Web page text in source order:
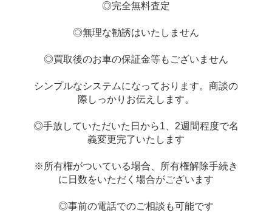
◎完全無料査定
◎無理な勧誘はいたしません
◎買取後のお車の保証金等もございません
シンプルなシステムになっております。商談の
際しっかりお伝えします。
◎手放していただいた日から1、2週間程度で名
義変更完了いたします
※所有権がついている場合、所有権解除手続き
に日数をいただく場合がございます
◎事前の電話でのご相談も可能です